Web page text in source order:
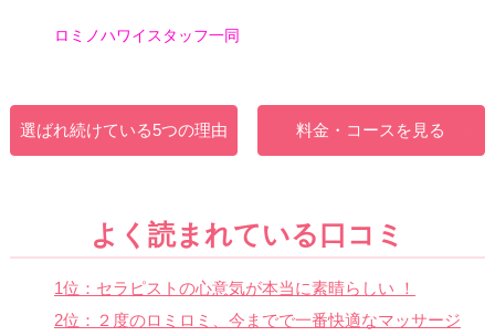
ロミノハワイスタッフ一同
選ばれ続けている5つの理由 料金・コースを見る
よく読まれている口コミ
1位：セラピストの心意気が本当に素晴らしい ！
2位：２度のロミロミ、今までで一番快適なマッサージ